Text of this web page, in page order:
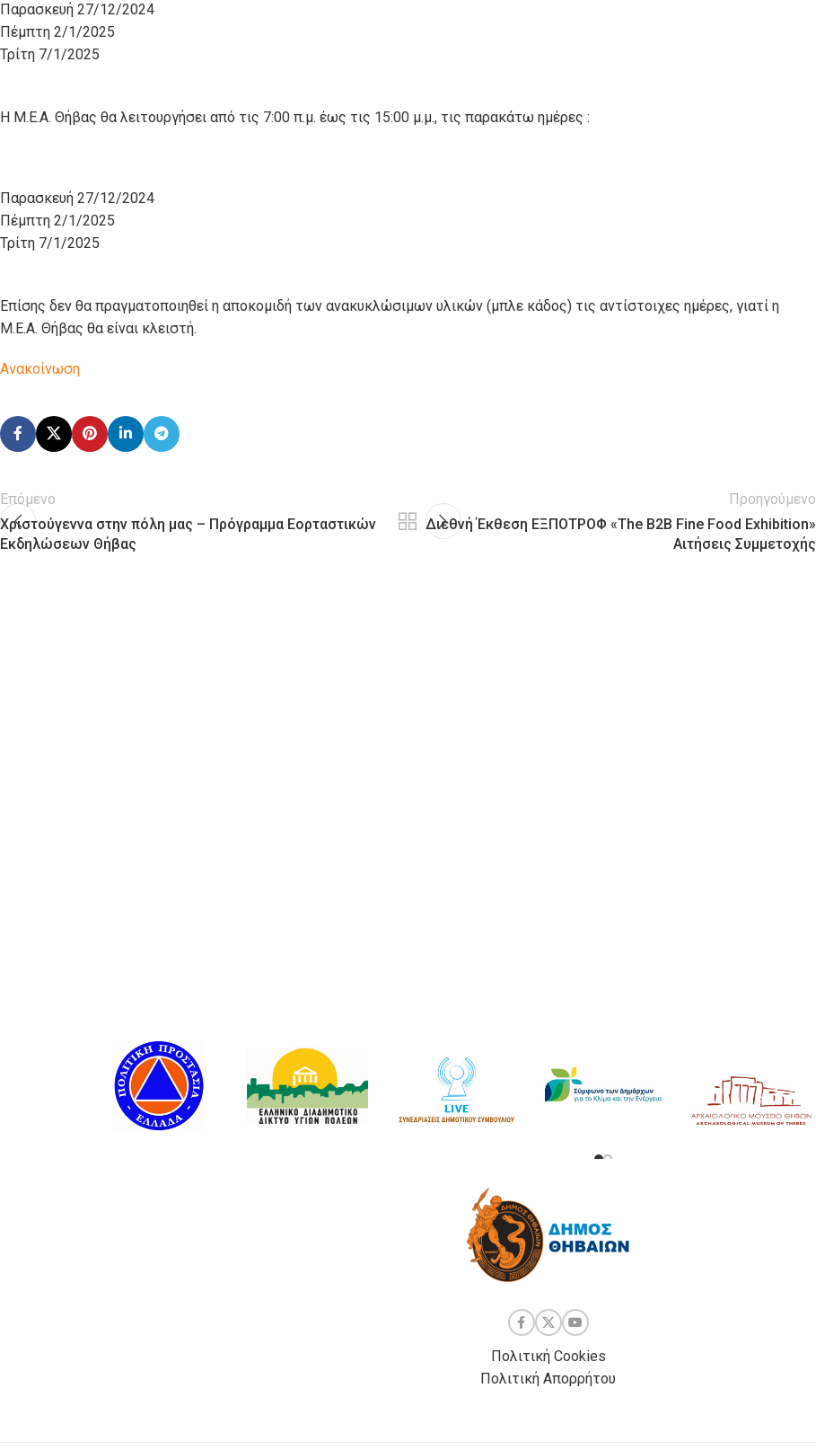
Παρασκευή 27/12/2024
Πέμπτη 2/1/2025
Τρίτη 7/1/2025
Η Μ.Ε.Α. Θήβας θα λειτουργήσει από τις 7:00 π.μ. έως τις 15:00 μ.μ., τις παρακάτω ημέρες :
Παρασκευή 27/12/2024
Πέμπτη 2/1/2025
Τρίτη 7/1/2025
Επίσης δεν θα πραγματοποιηθεί η αποκομιδή των ανακυκλώσιμων υλικών (μπλε κάδος) τις αντίστοιχες ημέρες, γιατί η
Μ.Ε.Α. Θήβας θα είναι κλειστή.
Ανακοίνωση
Επόμενο
Χριστούγεννα στην πόλη μας – Πρόγραμμα Εορταστικών
Εκδηλώσεων Θήβας
Προηγούμενο
Διεθνή Έκθεση ΕΞΠΟΤΡΟΦ «The B2B Fine Food Exhibition»
Αιτήσεις Συμμετοχής
Πολιτική Cookies
Πολιτική Απορρήτου